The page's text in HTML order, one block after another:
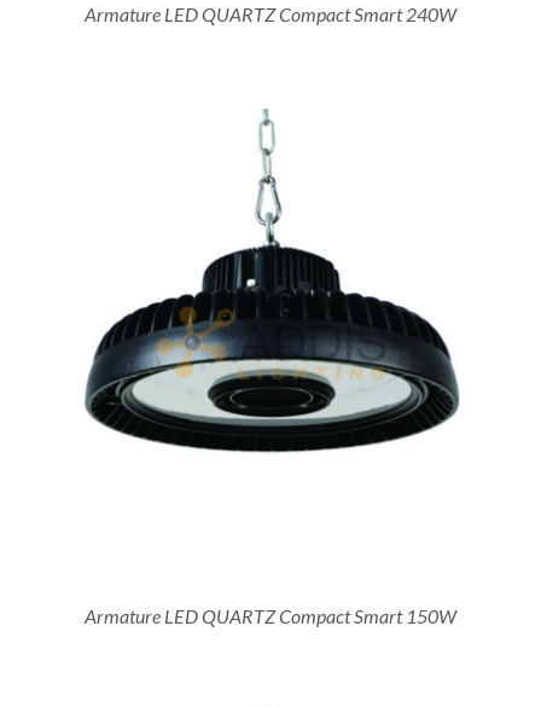
Armature LED QUARTZ Compact Smart 240W
Armature LED QUARTZ Compact Smart 150W